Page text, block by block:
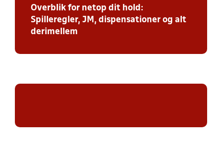
Overblik for netop dit hold:
Spilleregler, JM, dispensationer og alt
derimellem